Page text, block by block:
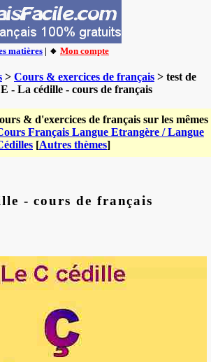
matières | 🔸 Mon compte
> Cours & exercices de français > test de
- La cédille - cours de français
& d'exercices de français sur les mêmes
Français Langue Etrangère / Langue
[Autres thèmes]
- cours de français